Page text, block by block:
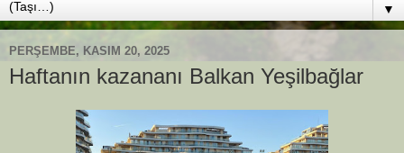
▼
PERŞEMBE, KASIM 20, 2025
Haftanın kazananı Balkan Yeşilbağlar